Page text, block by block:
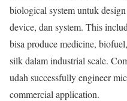
biological system untuk
device, dan system. This
bisa produce medicine,
silk dalam industrial scale.
udah successfully engineer
commercial application.